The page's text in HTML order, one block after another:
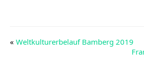
« Weltkulturerbelauf Bamberg 2019